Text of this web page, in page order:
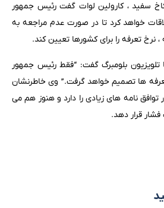
سفید ، کارولین لوات گفت رئیس جمهور
خواهد کرد تا در صورت عدم مراجعه به
، نرخ تعرفه را برای کشورها تعیین کند.
بلومبرگ گفت: “فقط رئیس جمهور
ها تصمیم خواهد گرفت.” وی خاطرنشان
ژوئیه انتظار توافق نامه های زیادی را دارد و هنوز هم می
قرار دهد.